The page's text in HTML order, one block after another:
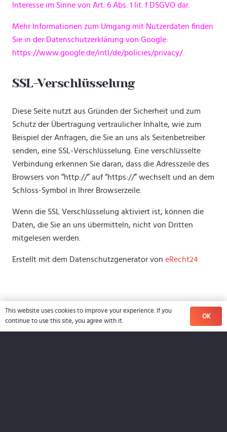
Interesse im Sinne von Art. 6 Abs. 1 lit. f DSGVO dar.
Mehr Informationen zum Umgang mit Nutzerdaten finden
Sie in der Datenschutzerklärung von Google:
https://www.google.de/intl/de/policies/privacy/.
SSL-Verschlüsselung
Diese Seite nutzt aus Gründen der Sicherheit und zum
Schutz der Übertragung vertraulicher Inhalte, wie zum
Beispiel der Anfragen, die Sie an uns als Seitenbetreiber
senden, eine SSL-Verschlüsselung. Eine verschlüsselte
Verbindung erkennen Sie daran, dass die Adresszeile des
Browsers von “http://” auf “https://” wechselt und an dem
Schloss-Symbol in Ihrer Browserzeile.
Wenn die SSL Verschlüsselung aktiviert ist, können die
Daten, die Sie an uns übermitteln, nicht von Dritten
mitgelesen werden.
Erstellt mit dem Datenschutzgenerator von eRecht24
This website uses cookies to improve your experience. If you
continue to use this site, you agree with it.
OK